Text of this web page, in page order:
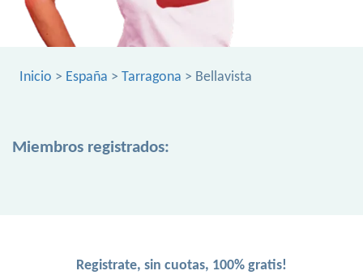
Inicio > España > Tarragona > Bellavista
Miembros registrados:
Registrate, sin cuotas, 100% gratis!